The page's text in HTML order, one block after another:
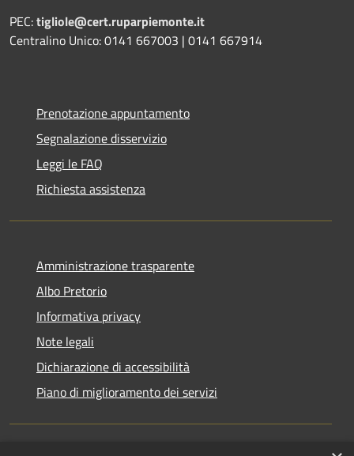
PEC:tigliole@cert.ruparpiemonte.it
Centralino Unico: 0141 667003 | 0141 667914
Prenotazione appuntamento
Segnalazione disservizio
Leggi le FAQ
Richiesta assistenza
Amministrazione trasparente
Albo Pretorio
Informativa privacy
Note legali
Dichiarazione di accessibilità
Piano di miglioramento dei servizi